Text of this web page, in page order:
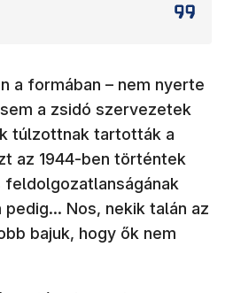
a formában – nem nyerte
a zsidó szervezetek
túlzottnak tartották a
az 1944-ben történtek
Nos, nekik talán az
bajuk, hogy ők nem